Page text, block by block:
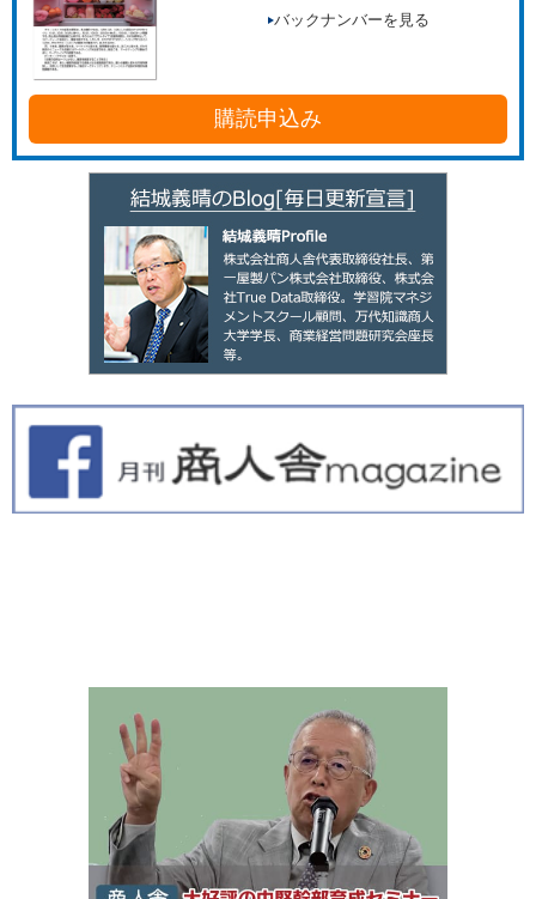
バックナンバーを見る
購読申込み